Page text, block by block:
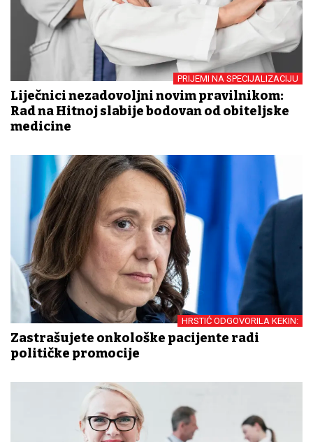
PRIJEMI NA SPECIJALIZACIJU
Liječnici nezadovoljni novim pravilnikom:
Rad na Hitnoj slabije bodovan od obiteljske
medicine
HRSTIĆ ODGOVORILA KEKIN:
Zastrašujete onkološke pacijente radi
političke promocije